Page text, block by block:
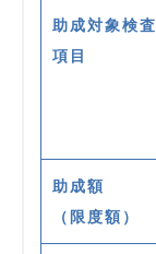
助成対象検査
項目
助成額
（限度額）